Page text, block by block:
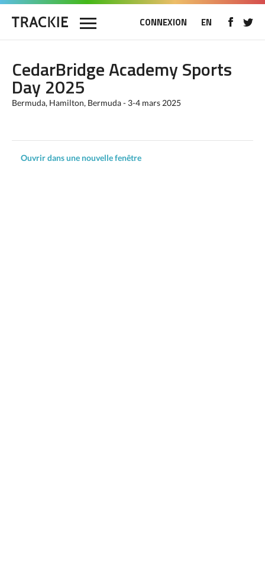
CONNEXION EN
CedarBridge Academy Sports
Day 2025
Bermuda, Hamilton, Bermuda - 3-4 mars 2025
Ouvrir dans une nouvelle fenêtre